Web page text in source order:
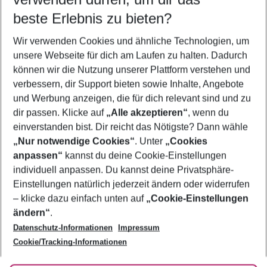
5-8 Nächte
2 Erwachsene Keine Kinder
Mehr Filter anzeigen
Footer
Footer navigation
Über uns
AGB
Bestpreisgarantie
Cookie-Einstellungen ändern
Cookie-Richtlinie
Agenturbetreuung
Barrierefreies Reisen
Folge uns
beste Erlebnis zu bieten?
Wir verwenden Cookies und ähnliche Technologien, um
unsere Webseite für dich am Laufen zu halten. Dadurch
können wir die Nutzung unserer Plattform verstehen und
verbessern, dir Support bieten sowie Inhalte, Angebote
und Werbung anzeigen, die für dich relevant sind und zu
dir passen. Klicke auf „Alle akzeptieren“, wenn du
einverstanden bist. Dir reicht das Nötigste? Dann wähle
„Nur notwendige Cookies“. Unter „Cookies
anpassen“ kannst du deine Cookie-Einstellungen
individuell anpassen. Du kannst deine Privatsphäre-
Einstellungen natürlich jederzeit ändern oder widerrufen
– klicke dazu einfach unten auf „Cookie-Einstellungen
ändern“.
Datenschutz-Informationen
Impressum
Cookie/Tracking-Informationen